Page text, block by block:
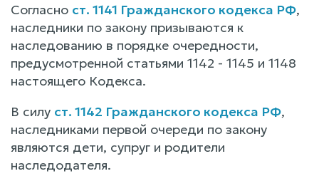
Согласно ст. 1141 Гражданского кодекса РФ,
наследники по закону призываются к
наследованию в порядке очередности,
предусмотренной статьями 1142 - 1145 и 1148
настоящего Кодекса.
В силу ст. 1142 Гражданского кодекса РФ,
наследниками первой очереди по закону
являются дети, супруг и родители
наследодателя.